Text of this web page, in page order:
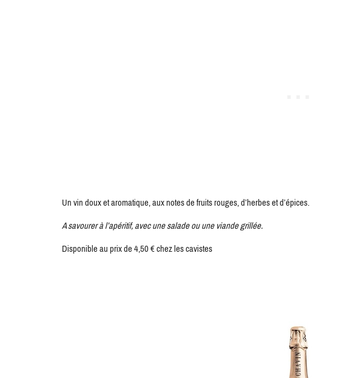
Un vin doux et aromatique, aux notes de fruits rouges, d’herbes et d’épices.
A savourer à l’apéritif, avec une salade ou une viande grillée.
Disponible au prix de 4,50 € chez les cavistes